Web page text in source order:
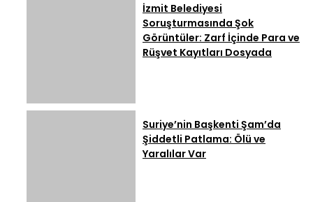
İzmit Belediyesi
Soruşturmasında Şok
Görüntüler: Zarf İçinde Para ve
Rüşvet Kayıtları Dosyada
Suriye’nin Başkenti Şam’da
Şiddetli Patlama: Ölü ve
Yaralılar Var